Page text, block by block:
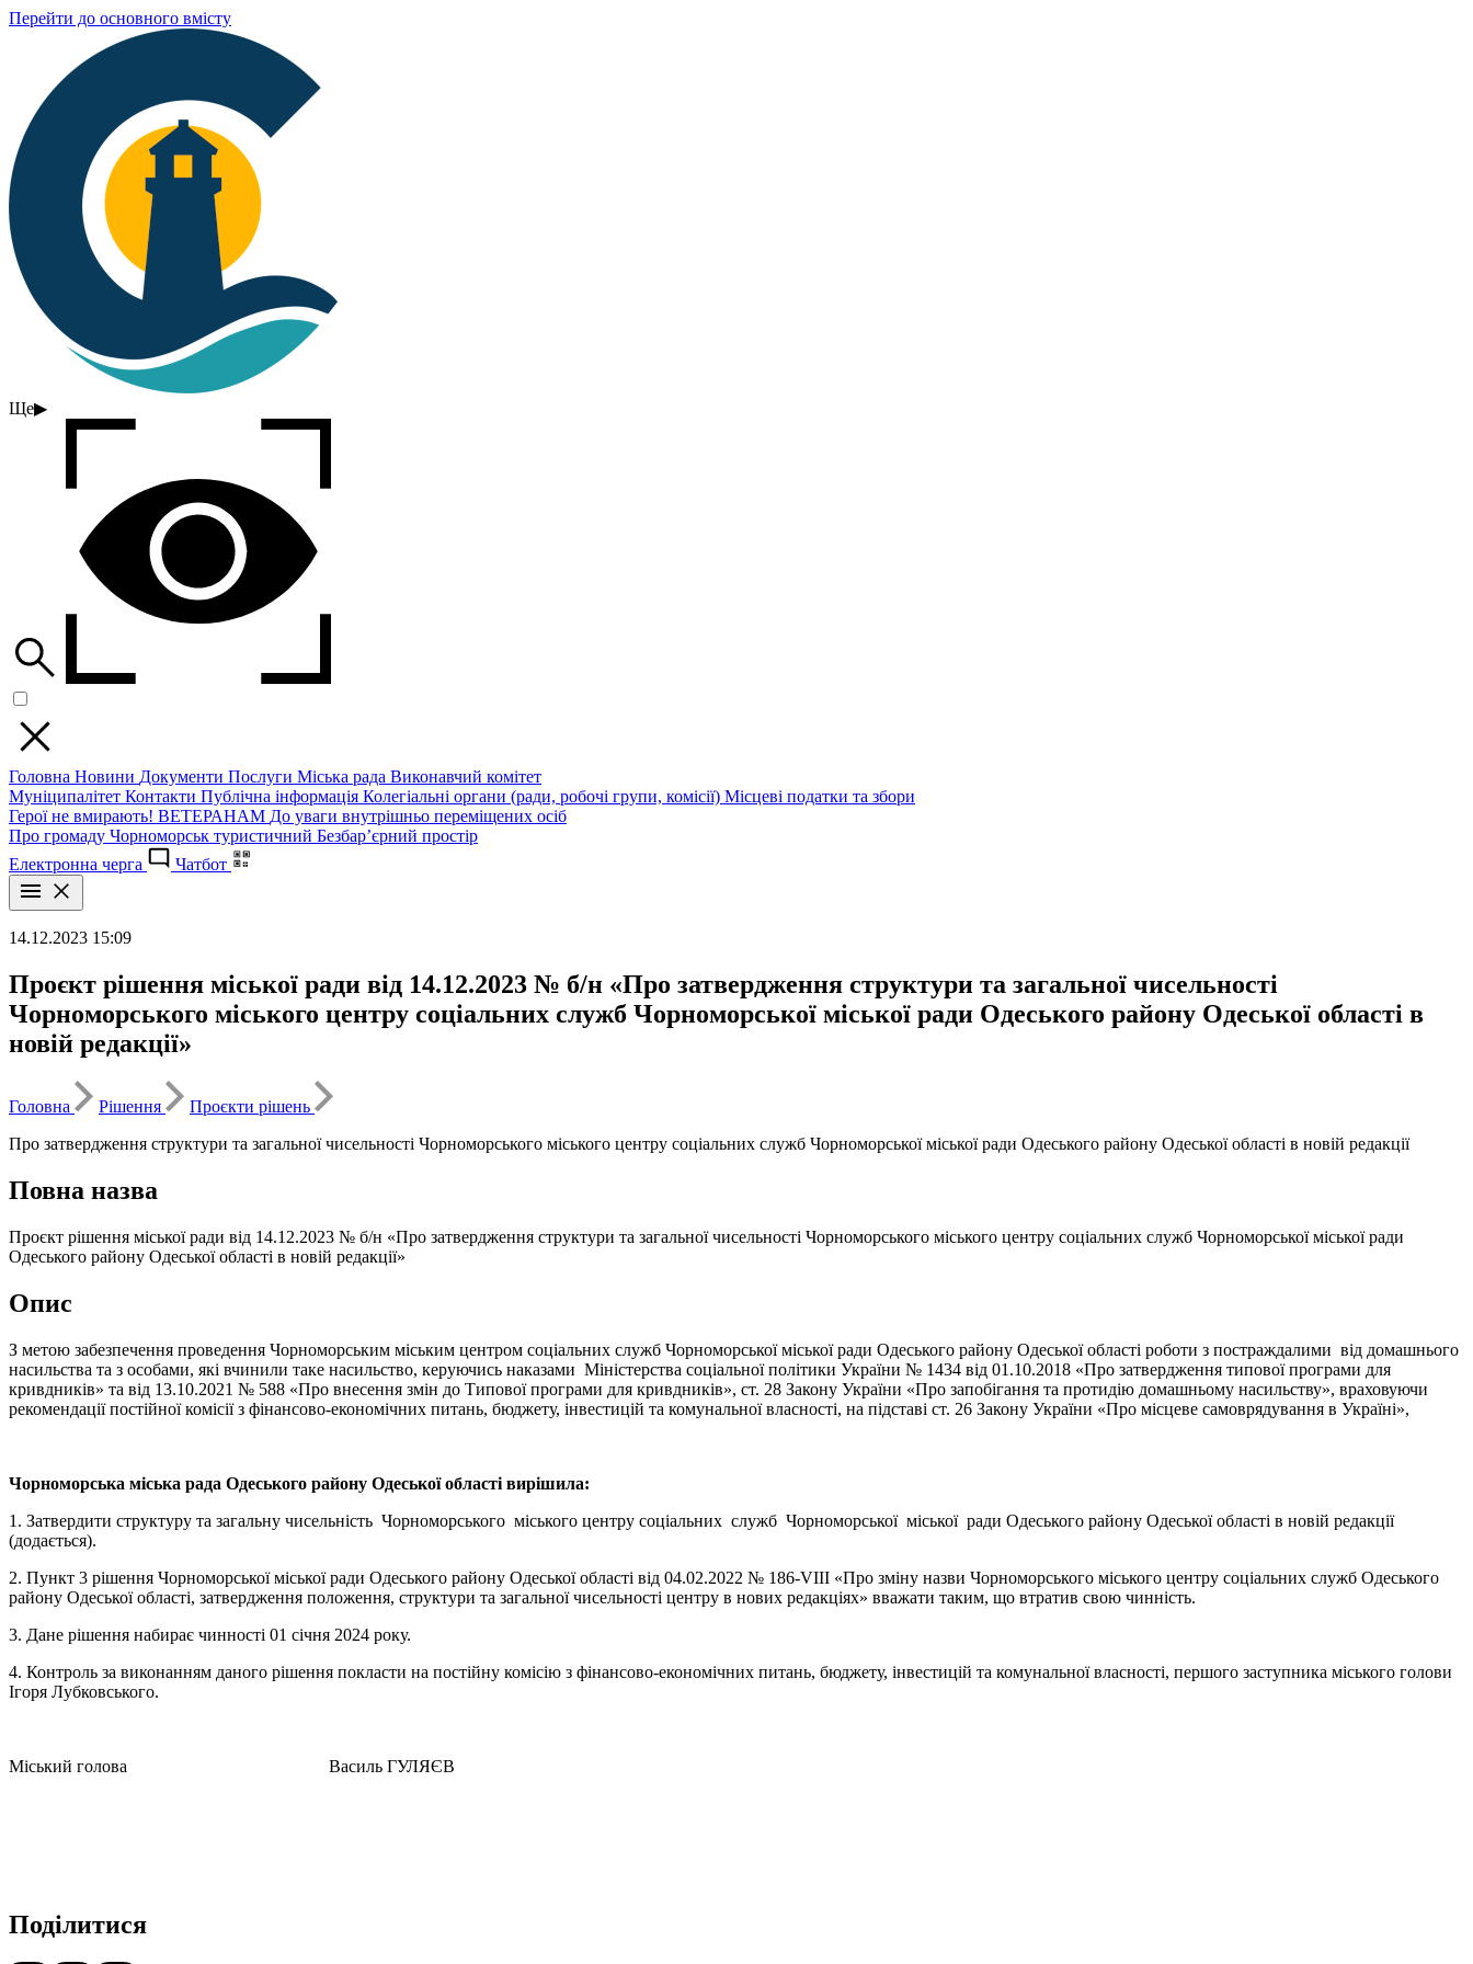
Перейти до основного вмісту
Ще▶
Головна Новини Документи Послуги Міська рада Виконавчий комітет
Муніципалітет Контакти Публічна інформація Колегіальні органи (ради, робочі групи, комісії) Місцеві податки та збори
Герої не вмирають! ВЕТЕРАНАМ До уваги внутрішньо переміщених осіб
Про громаду Чорноморськ туристичний Безбар’єрний простір
Електронна черга
Чатбот
14.12.2023 15:09
Проєкт рішення міської ради від 14.12.2023 № б/н «Про затвердження структури та загальної чисельності
Чорноморського міського центру соціальних служб Чорноморської міської ради Одеського району Одеської області в
новій редакції»
Головна Рішення
Проєкти рішень
Про затвердження структури та загальної чисельності Чорноморського міського центру соціальних служб Чорноморської міської ради Одеського району Одеської області в новій редакції
Повна назва
Проєкт рішення міської ради від 14.12.2023 № б/н «Про затвердження структури та загальної чисельності Чорноморського міського центру соціальних служб Чорноморської міської ради
Одеського району Одеської області в новій редакції»
Опис
З метою забезпечення проведення Чорноморським міським центром соціальних служб Чорноморської міської ради Одеського району Одеської області роботи з постраждалими від домашнього
насильства та з особами, які вчинили таке насильство, керуючись наказами Міністерства соціальної політики України № 1434 від 01.10.2018 «Про затвердження типової програми для
кривдників» та від 13.10.2021 № 588 «Про внесення змін до Типової програми для кривдників», ст. 28 Закону України «Про запобігання та протидію домашньому насильству», враховуючи
рекомендації постійної комісії з фінансово-економічних питань, бюджету, інвестицій та комунальної власності, на підставі ст. 26 Закону України «Про місцеве самоврядування в Україні»,
Чорноморська міська рада Одеського району Одеської області вирішила:
1. Затвердити структуру та загальну чисельність Чорноморського міського центру соціальних служб Чорноморської міської ради Одеського району Одеської області в новій редакції
(додається).
2. Пункт 3 рішення Чорноморської міської ради Одеського району Одеської області від 04.02.2022 № 186-VIII «Про зміну назви Чорноморського міського центру соціальних служб Одеського
району Одеської області, затвердження положення, структури та загальної чисельності центру в нових редакціях» вважати таким, що втратив свою чинність.
3. Дане рішення набирає чинності 01 січня 2024 року.
4. Контроль за виконанням даного рішення покласти на постійну комісію з фінансово-економічних питань, бюджету, інвестицій та комунальної власності, першого заступника міського голови
Ігоря Лубковського.
Міський голова Василь ГУЛЯЄВ
Поділитися